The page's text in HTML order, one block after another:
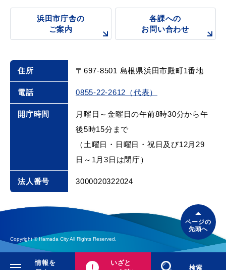
目的から探す
届出・証明 税金
ごみ・リサイクル 支援・助成制度
各種相談窓口
防災・消防
公共交通・
閉じる
情報を
いざと
検索
浜田市庁舎の
ご案内
各課への
お問い合わせ
住所 〒697-8501 島根県浜田市殿町1番地
電話 0855-22-2612（代表）
開庁時間
月曜日～金曜日の午前8時30分から午
後5時15分まで
（土曜日・日曜日・祝日及び12月29
日～1月3日は閉庁）
法人番号 3000020322024
Copyright © Hamada City All Rights Reserved.
ページの
先頭へ